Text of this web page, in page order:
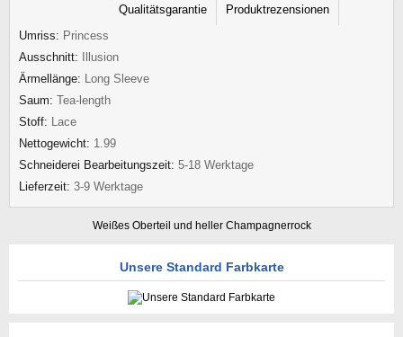
Qualitätsgarantie
Produktrezensionen
Umriss: Princess
Ausschnitt:
Illusion
Ärmellänge: Long Sleeve
Saum: Tea-length
Stoff: Lace
Nettogewicht: 1.99
Schneiderei Bearbeitungszeit: 5-18 Werktage
Lieferzeit: 3-9 Werktage
Weißes Oberteil und heller Champagnerrock
Unsere Standard Farbkarte